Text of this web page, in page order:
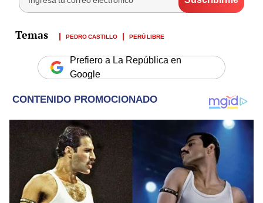
PEDRO CASTILLO PERÚ LIBRE
Prefiero a La República en
Google